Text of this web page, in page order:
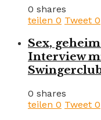
0 shares
teilen 0 Tweet 0
Sex,
Interview
0 shares
teilen 0 Tweet 0